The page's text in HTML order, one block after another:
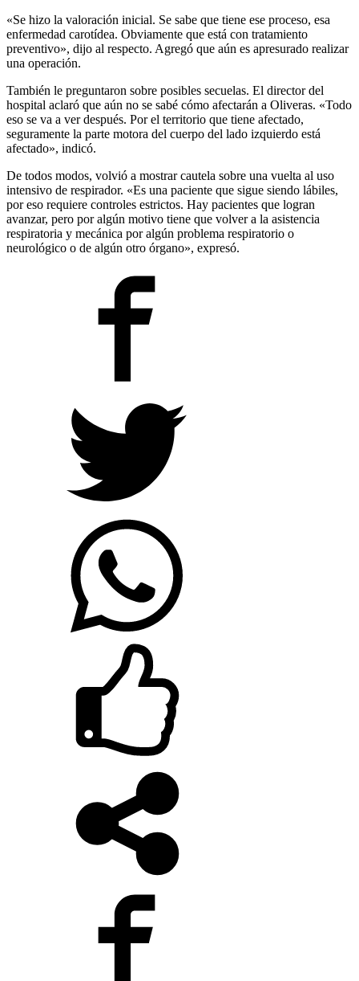
«Se hizo la valoración inicial. Se sabe que tiene ese proceso, esa
enfermedad carotídea. Obviamente que está con tratamiento
preventivo», dijo al respecto. Agregó que aún es apresurado realizar
una operación.
También le preguntaron sobre posibles secuelas. El director del
hospital aclaró que aún no se sabé cómo afectarán a Oliveras. «Todo
eso se va a ver después. Por el territorio que tiene afectado,
seguramente la parte motora del cuerpo del lado izquierdo está
afectado», indicó.
De todos modos, volvió a mostrar cautela sobre una vuelta al uso
intensivo de respirador. «Es una paciente que sigue siendo lábiles,
por eso requiere controles estrictos. Hay pacientes que logran
avanzar, pero por algún motivo tiene que volver a la asistencia
respiratoria y mecánica por algún problema respiratorio o
neurológico o de algún otro órgano», expresó.